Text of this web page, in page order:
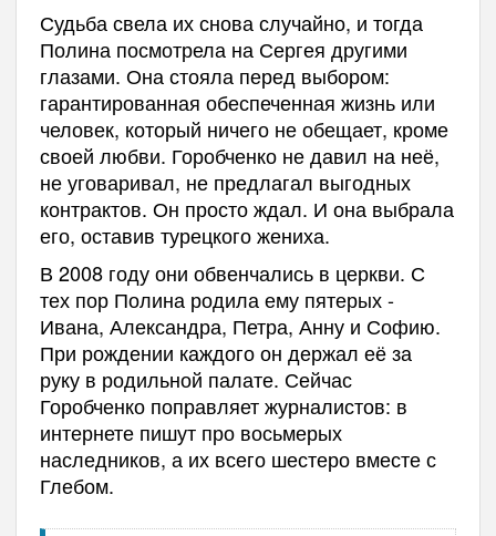
Судьба свела их снова случайно, и тогда
Полина посмотрела на Сергея другими
глазами. Она стояла перед выбором:
гарантированная обеспеченная жизнь или
человек, который ничего не обещает, кроме
своей любви. Горобченко не давил на неё,
не уговаривал, не предлагал выгодных
контрактов. Он просто ждал. И она выбрала
его, оставив турецкого жениха.
В 2008 году они обвенчались в церкви. С
тех пор Полина родила ему пятерых -
Ивана, Александра, Петра, Анну и Софию.
При рождении каждого он держал её за
руку в родильной палате. Сейчас
Горобченко поправляет журналистов: в
интернете пишут про восьмерых
наследников, а их всего шестеро вместе с
Глебом.